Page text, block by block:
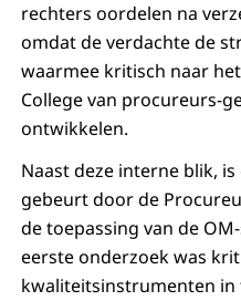
rechters oordelen na
omdat de verdachte de
waarmee kritisch naar
College van procureurs-
ontwikkelen.
Naast deze interne blik,
gebeurt door de
de toepassing van de
eerste onderzoek was
kwaliteitsinstrumenten in